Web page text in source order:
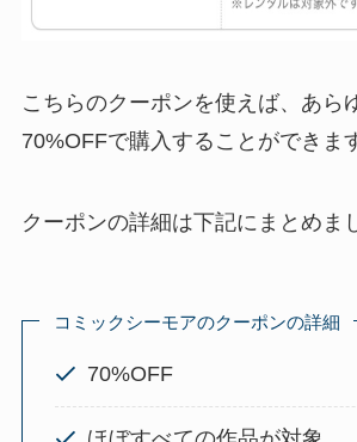
こちらのクーポンを使えば、あら
70%OFFで購入することができま
クーポンの詳細は下記にまとめま
コミックシーモアのクーポンの詳細
70%OFF